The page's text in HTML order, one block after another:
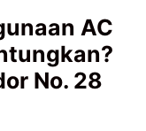
AC
No. 28